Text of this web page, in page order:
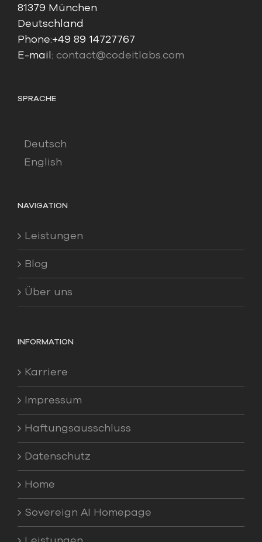
81379 München
Deutschland
Phone:+49 89 14727767
E-mail: contact@codeitlabs.com
SPRACHE
Deutsch
English
NAVIGATION
Leistungen
Blog
Über uns
INFORMATION
Karriere
Impressum
Haftungsausschluss
Datenschutz
Home
Sovereign AI Homepage